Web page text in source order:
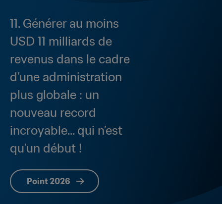
11. Générer au moins
USD 11 milliards de
revenus dans le cadre
d’une administration
plus globale : un
nouveau record
incroyable... qui n’est
qu’un début !
Point 2026